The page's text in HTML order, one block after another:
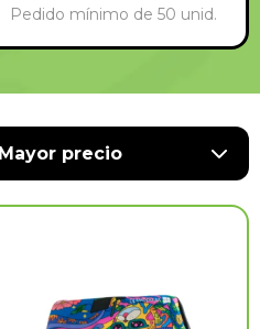
Pedido mínimo de 50 unid.
Mayor precio